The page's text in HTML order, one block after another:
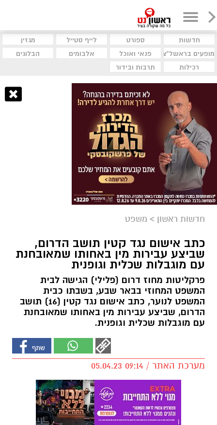
חדשות ספורט לייף סטייל
מגזין
מופעים בראשל"צ
פנאי ואוכל אלבומים
הבלוגים
רכילות
תרבות ובידור
חדשות ראשון > משפט
כתב אישום נגד קטין תושב הדרום,
שביצע עבירות מין באחותו שמאובחנת
עם מוגבלות שכלית וגופנית
פרקליטות מחוז דרום (פלילי) הגישה לבית
המשפט המחוזי בבאר שבע, בשבתו כבית
המשפט לנוער, כתב אישום נגד קטין (16) תושב
הדרום, שביצע עבירות מין באחותו שמאובחנת
עם מוגבלות שכלית וגופנית.
מערכת האתר / 09:14 05.04.23